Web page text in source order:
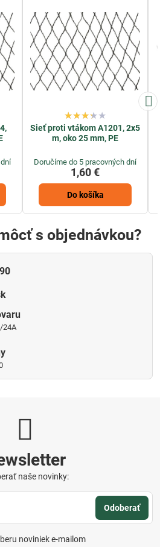
Sieť proti vtákom A1201, 2x5
m, oko 25 mm, PE
Doručíme do 5 pracovných dní
1,60 €
Do košíka
s objednávkou?
24A
naše novinky:
Odoberať
noviniek e-mailom